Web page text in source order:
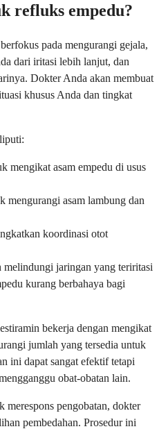
refluks empedu?
pada mengurangi gejala,
dari iritasi lebih lanjut, dan
Dokter Anda akan membuat
khusus Anda dan tingkat
mengikat asam empedu di usus
mengurangi asam lambung dan
koordinasi otot
jaringan yang teriritasi
kurang berbahaya bagi
bekerja dengan mengikat
jumlah yang tersedia untuk
ini dapat sangat efektif tetapi
obat-obatan lain.
merespons pengobatan, dokter
pembedahan. Prosedur ini